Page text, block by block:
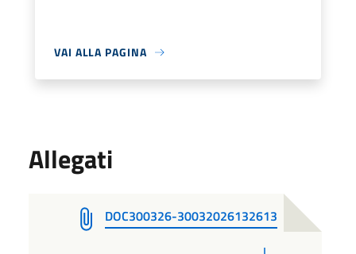
VAI ALLA PAGINA
Allegati
DOC300326-30032026132613